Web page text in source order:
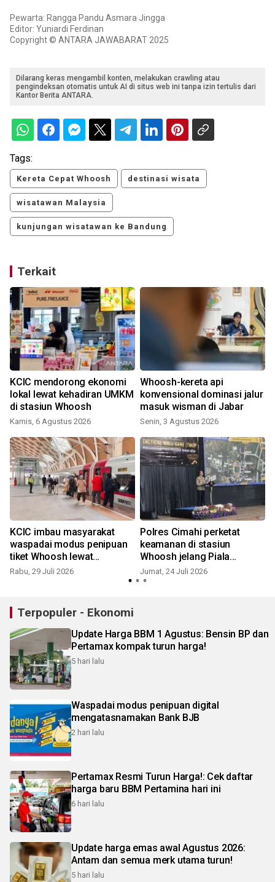
Pewarta: Rangga Pandu Asmara Jingga
Editor: Yuniardi Ferdinan
Copyright © ANTARA JAWABARAT 2025
Dilarang keras mengambil konten, melakukan crawling atau
pengindeksan otomatis untuk AI di situs web ini tanpa izin tertulis dari
Kantor Berita ANTARA.
Tags:
Kereta Cepat Whoosh destinasi wisata
wisatawan Malaysia
kunjungan wisatawan ke Bandung
Terkait
KCIC mendorong ekonomi
lokal lewat kehadiran UMKM
di stasiun Whoosh
Kamis, 6 Agustus 2026
Whoosh-kereta api
konvensional dominasi jalur
masuk wisman di Jabar
Senin, 3 Agustus 2026
KCIC imbau masyarakat
waspadai modus penipuan
tiket Whoosh lewat
WhatsApp
Rabu, 29 Juli 2026
Polres Cimahi perketat
keamanan di stasiun
Whoosh jelang Piala
Presiden
Jumat, 24 Juli 2026
Terpopuler - Ekonomi
Update Harga BBM 1 Agustus: Bensin BP dan
Pertamax kompak turun harga!
5 hari lalu
Waspadai modus penipuan digital
mengatasnamakan Bank BJB
2 hari lalu
Pertamax Resmi Turun Harga!: Cek daftar
harga baru BBM Pertamina hari ini
6 hari lalu
Update harga emas awal Agustus 2026:
Antam dan semua merk utama turun!
5 hari lalu